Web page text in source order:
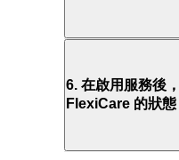
6. 在啟用服務後
FlexiCare 的狀態